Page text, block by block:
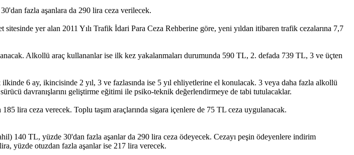
fazla aşanlara da 290 lira ceza verilecek.
yer alan 2011 Yılı Trafik İdari Para Ceza Rehberine göre, yeni yıldan itibaren trafik cezalarına 7,7
Alkollü araç kullananlar ise ilk kez yakalanmaları durumunda 590 TL, 2. defada 739 TL, 3 ve üçten
6 ay, ikincisinde 2 yıl, 3 ve fazlasında ise 5 yıl ehliyetlerine el konulacak. 3 veya daha fazla alkollü
davranışlarını geliştirme eğitimi ile psiko-teknik değerlendirmeye de tabi tutulacaklar.
lira ceza verecek. Toplu taşım araçlarında sigara içenlere de 75 TL ceza uygulanacak.
140 TL, yüzde 30'dan fazla aşanlar da 290 lira ceza ödeyecek. Cezayı peşin ödeyenlere indirim
yüzde otuzdan fazla aşanlar ise 217 lira verecek.